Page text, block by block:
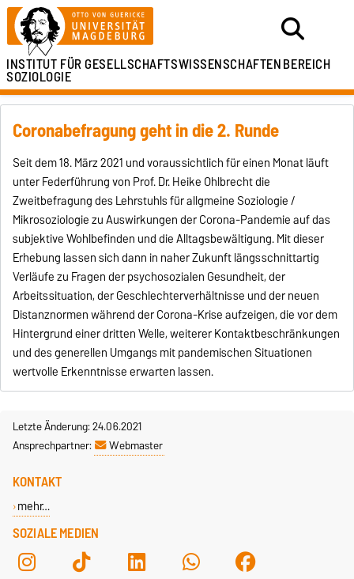
INSTITUT FÜRGESELLSCHAFTSWISSENSCHAFTENBEREICH
SOZIOLOGIE
Coronabefragung geht in die 2. Runde
Seit dem 18. März 2021 und voraussichtlich für einen Monat läuft
unter Federführung von Prof. Dr. Heike Ohlbrecht die
Zweitbefragung des Lehrstuhls für allgmeine Soziologie /
Mikrosoziologie zu Auswirkungen der Corona-Pandemie auf das
subjektive Wohlbefinden und die Alltagsbewältigung. Mit dieser
Erhebung lassen sich dann in naher Zukunft längsschnittartig
Verläufe zu Fragen der psychosozialen Gesundheit, der
Arbeitssituation, der Geschlechterverhältnisse und der neuen
Distanznormen während der Corona-Krise aufzeigen, die vor dem
Hintergrund einer dritten Welle, weiterer Kontaktbeschränkungen
und des generellen Umgangs mit pandemischen Situationen
wertvolle Erkenntnisse erwarten lassen.
Letzte Änderung: 24.06.2021
Ansprechpartner:
Webmaster
SOZIALE MEDIEN
KONTAKT
mehr…